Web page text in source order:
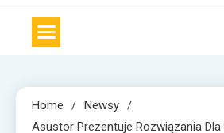
Home
Newsy
Asustor Prezentuje Rozwiązania Dla